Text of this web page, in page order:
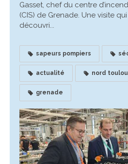
Gasset, chef du centre
(CIS) de Grenade. Une visite
découvri...
sapeurs pompiers
actualité nord
grenade